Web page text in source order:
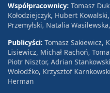
Współpracownicy: Tomasz
Kołodziejczyk, Hubert
Przemyłski, Natalia
Publicyści: Tomasz Sakiewicz,
Lisiewicz, Michał Rachoń,
Piotr Nisztor, Adrian
Wołodźko, Krzysztof
Herman